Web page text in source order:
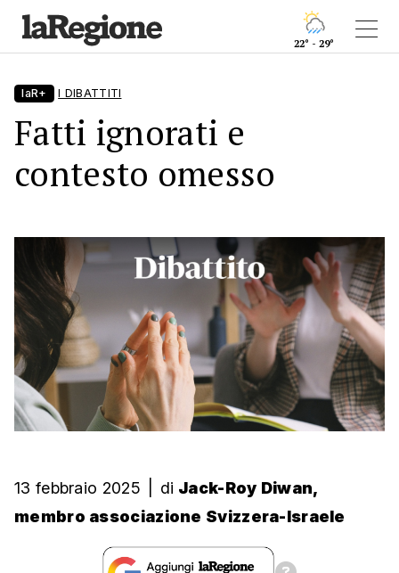
22° - 29°
laR+ I DIBATTITI
Fatti ignorati e
contesto omesso
13 febbraio 2025 di Jack-Roy Diwan,
membro associazione Svizzera-Israele